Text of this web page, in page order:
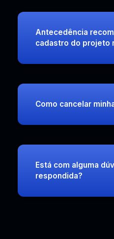
Antecedência
cadastro do projeto
Como cancelar
Está com alguma
respondida?